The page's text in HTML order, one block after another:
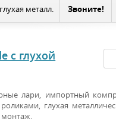
металл. Звоните!
с глухой
лари, импортный
глухая
монтаж.